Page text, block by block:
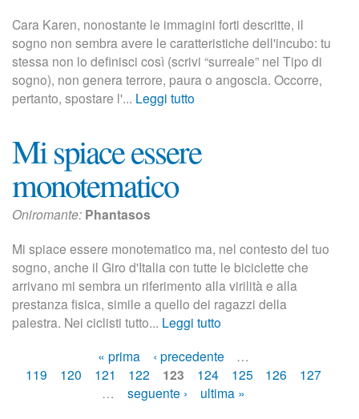
Cara Karen, nonostante le immagini forti descritte, il
sogno non sembra avere le caratteristiche dell'incubo: tu
stessa non lo definisci così (scrivi “surreale” nel Tipo di
sogno), non genera terrore, paura o angoscia. Occorre,
pertanto, spostare l'... Leggi tutto
Mi spiace essere
monotematico
Oniromante: Phantasos
Mi spiace essere monotematico ma, nel contesto del tuo
sogno, anche il Giro d'Italia con tutte le biciclette che
arrivano mi sembra un riferimento alla virilità e alla
prestanza fisica, simile a quello dei ragazzi della
palestra. Nei ciclisti tutto... Leggi tutto
« prima ‹ precedente
…
119
120 121 122 123 124 125 126
127
…
seguente › ultima »